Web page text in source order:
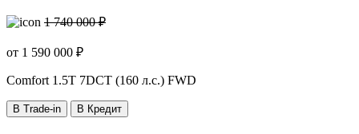
1 740 000 ₽
от 1 590 000 ₽
Comfort 1.5T 7DCT (160 л.с.) FWD
В Trade-in В Кредит